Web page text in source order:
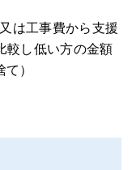
は工事費から支援
較し低い方の金額
）